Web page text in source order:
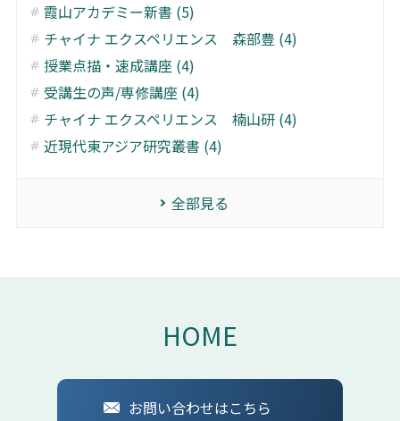
霞山アカデミー新書 (5)
チャイナ エクスペリエンス 森部豊 (4)
授業点描・速成講座 (4)
受講生の声/専修講座 (4)
チャイナ エクスペリエンス 楠山研 (4)
近現代東アジア研究叢書 (4)
全部見る
HOME
お問い合わせはこちら